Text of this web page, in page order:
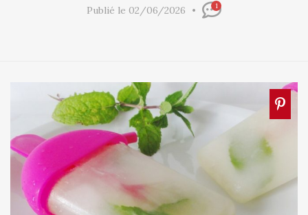
Publié le 02/06/2026 1